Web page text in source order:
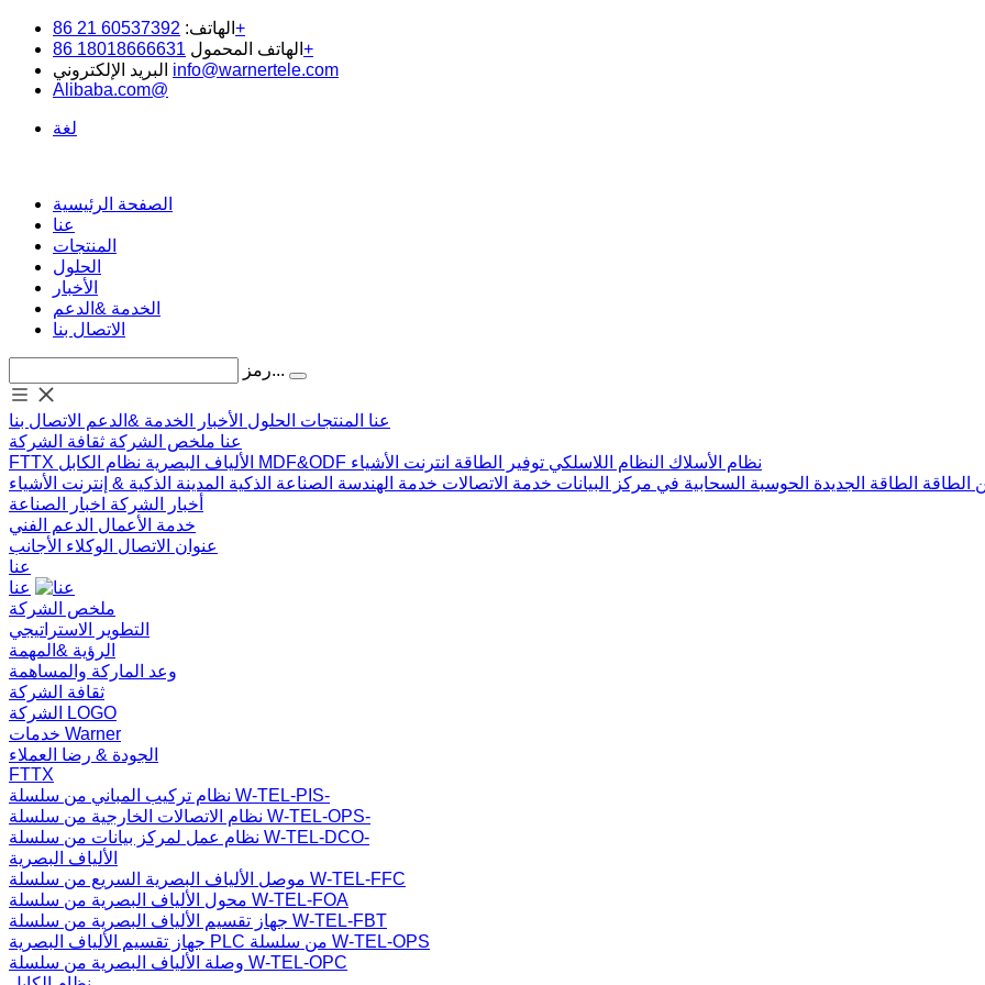
الهاتف: 60537392 21 86+
الهاتف المحمول 18018666631 86+
info@warnertele.com
Alibaba.com@
لغة
الصفحة الرئيسية
عنا
المنتجات
الحلول
الأخبار
الخدمة &الدعم
الاتصال بنا
رمز...
عنا المنتجات الحلول الأخبار الخدمة &الدعم
الاتصال بنا
عنا ملخص الشركة ثقافة الشركة
FTTX
الألياف البصرية MDF&ODF نظام الأسلاك النظام اللاسلكي توفير الطاقة انترنت الأشياء
الطاقة الطاقة الجديدة الحوسبة السحابية في مركز البيانات خدمة الاتصالات خدمة الهندسة الصناعة الذكية المدينة الذكية & إنترنت الأشياء
أخبار الشركة اخبار الصناعة
خدمة الأعمال الدعم الفني
عنوان الاتصال الوكلاء الأجانب
عنا
عنا
ملخص الشركة
التطوير الاستراتيجي
الرؤية &المهمة
وعد الماركة والمساهمة
ثقافة الشركة
الشركة LOGO
خدمات Warner
الجودة & رضا العملاء
FTTX
نظام تركيب المباني من سلسلة W-TEL-PIS-
نظام الاتصالات الخارجية من سلسلة W-TEL-OPS-
نظام عمل لمركز بيانات من سلسلة W-TEL-DCO-
الألياف البصرية
موصل الألياف البصرية السريع من سلسلة W-TEL-FFC
محول الألياف البصرية من سلسلة W-TEL-FOA
جهاز تقسيم الألياف البصرية من سلسلة W-TEL-FBT
جهاز تقسيم الألياف البصرية PLC من سلسلة W-TEL-OPS
وصلة الألياف البصرية من سلسلة W-TEL-OPC